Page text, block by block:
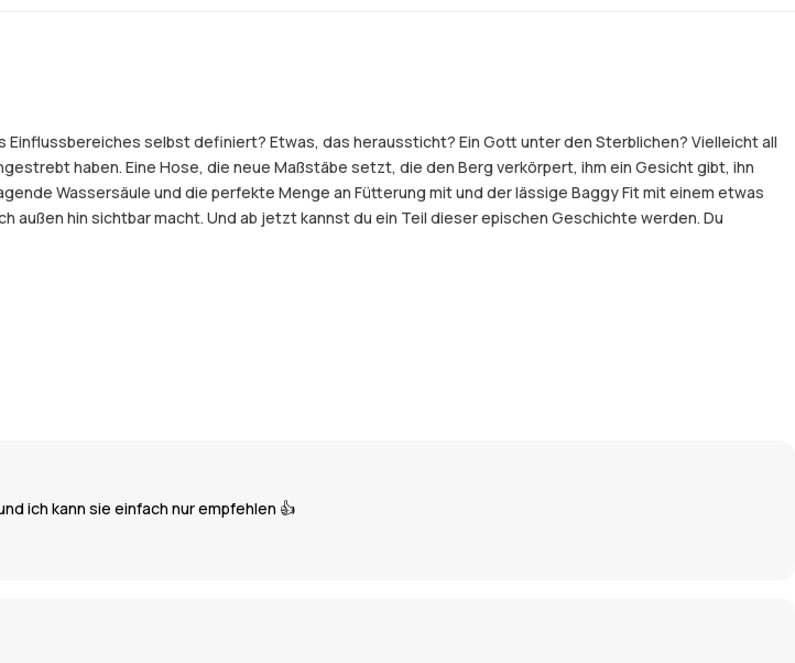
selbst definiert? Etwas, das heraussticht? Ein Gott unter den Sterblichen? Vielleicht all
haben. Eine Hose, die neue Maßstäbe setzt, die den Berg verkörpert, ihm ein Gesicht gibt, ihn
Wassersäule und die perfekte Menge an Fütterung mit und der lässige Baggy Fit mit einem etwas
hin sichtbar macht. Und ab jetzt kannst du ein Teil dieser epischen Geschichte werden. Du
ich kann sie einfach nur empfehlen 👍